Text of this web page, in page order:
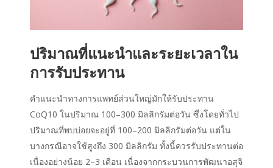
ปริมาณที่แนะนำและระยะเวลาใน
การรับประทาน
คำแนะนำทางการแพทย์ส่วนใหญ่มักให้รับประทาน
CoQ10 ในปริมาณ 100–300 มิลลิกรัมต่อวัน ซึ่งโดยทั่วไป
ปริมาณที่พบบ่อยจะอยู่ที่ 100–200 มิลลิกรัมต่อวัน แต่ใน
บางกรณีอาจใช้สูงถึง 300 มิลลิกรัม ทั้งนี้ควรรับประทานต่อ
เนื่องอย่างน้อย 2–3 เดือน เนื่องจากกระบวนการพัฒนาอสุจิ